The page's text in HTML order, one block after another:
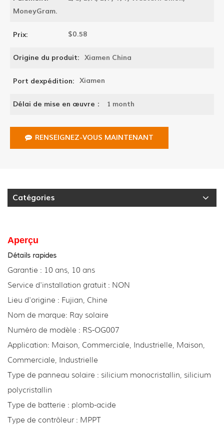
MoneyGram.
Prix: $0.58
Origine du produit: Xiamen China
Port dexpédition: Xiamen
Délai de mise en œuvre： 1 month
RENSEIGNEZ-VOUS MAINTENANT
Catégories
Aperçu
Détails rapides
Garantie : 10 ans, 10 ans
Service d'installation gratuit : NON
Lieu d'origine : Fujian, Chine
Nom de marque: Ray solaire
Numéro de modèle : RS-OG007
Application: Maison, Commerciale, Industrielle, Maison,
Commerciale, Industrielle
Type de panneau solaire : silicium monocristallin, silicium
polycristallin
Type de batterie : plomb-acide
Type de contrôleur : MPPT